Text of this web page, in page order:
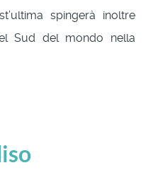
spingerà inoltre
Sud del mondo nella